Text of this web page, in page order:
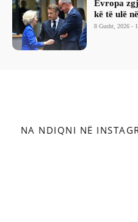
Evropa
kë të ulë
8 Gusht, 2026 -
NA NDIQNI NË